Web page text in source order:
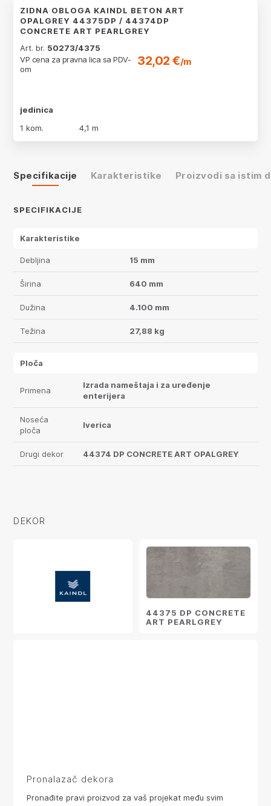
ZIDNA OBLOGA KAINDL BETON ART
OPALGREY 44375DP / 44374DP
CONCRETE ART PEARLGREY
Art. br. 50273/4375
VP cena za pravna lica sa PDV-
om
32,02 €/m
jedinica
1 kom.
4,1 m
Specifikacije Karakteristike Proizvodi sa istim
SPECIFIKACIJE
Karakteristike
Debljina 15 mm
Širina 640 mm
Dužina 4.100 mm
Težina 27,88 kg
Ploča
Primena
Izrada nameštaja i za uređenje
enterijera
Noseća
ploča
Iverica
Drugi dekor 44374 DP CONCRETE ART OPALGREY
DEKOR
44375 DP CONCRETE
ART PEARLGREY
Pronalazač dekora
Pronađite pravi proizvod za vaš projekat među svim